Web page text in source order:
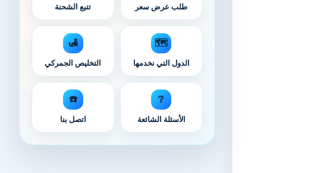
طلب عرض سعر تتبع الشحنة
🗺️
الدول التي نخدمها
🛃
التخليص الجمركي
❔
الأسئلة الشائعة
☎️
اتصل بنا